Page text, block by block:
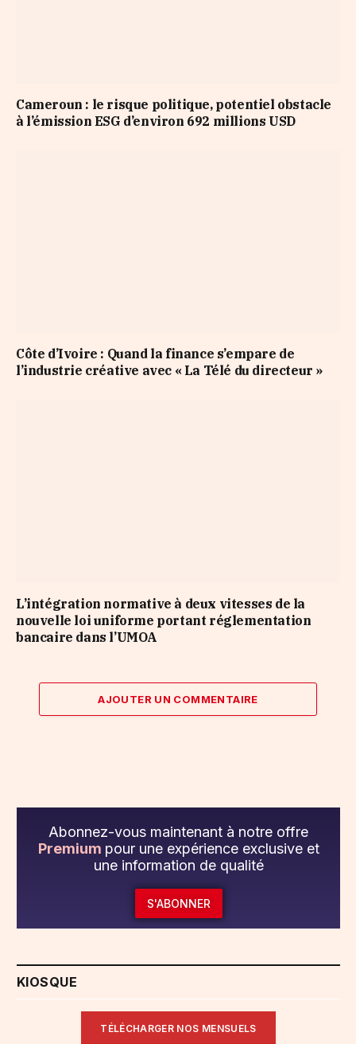
Cameroun : le risque politique, potentiel obstacle
à l’émission ESG d’environ 692 millions USD
Côte d’Ivoire : Quand la finance s’empare de
l’industrie créative avec « La Télé du directeur »
L’intégration normative à deux vitesses de la
nouvelle loi uniforme portant réglementation
bancaire dans l’UMOA
AJOUTER UN COMMENTAIRE
Abonnez-vous maintenant à notre offre
Premium pour une expérience exclusive et
une information de qualité
S'ABONNER
KIOSQUE
TÉLÉCHARGER NOS MENSUELS